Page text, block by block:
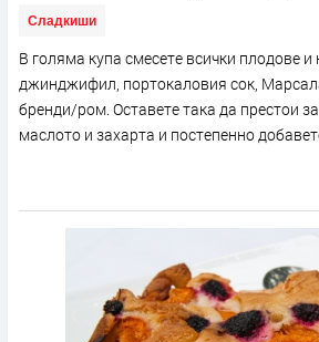
Сладкиши
В голяма купа смесете всички плодове и
джинджифил, портокаловия сок,
бренди/ром. Оставете така да престои
маслото и захарта и постепенно